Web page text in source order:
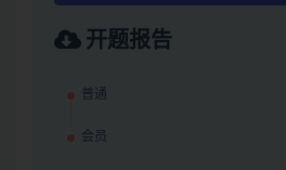
开题报告
普通
会员